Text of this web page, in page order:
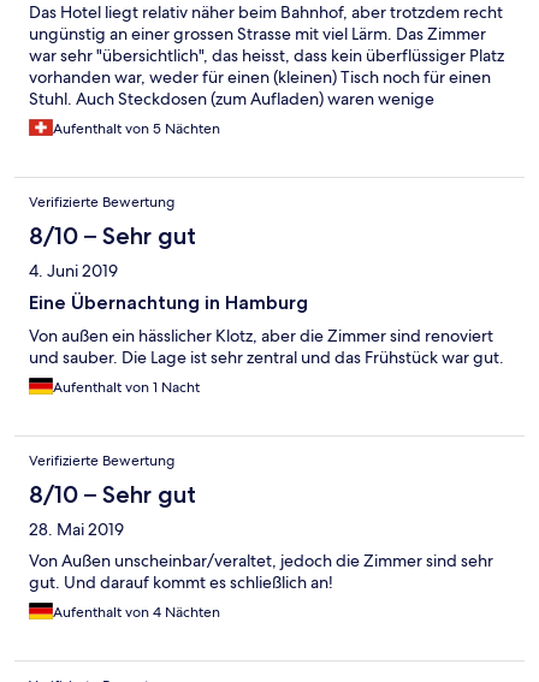
Das Hotel liegt relativ näher beim Bahnhof, aber trotzdem recht
ungünstig an einer grossen Strasse mit viel Lärm. Das Zimmer
war sehr "übersichtlich", das heisst, dass kein überflüssiger Platz
vorhanden war, weder für einen (kleinen) Tisch noch für einen
Stuhl. Auch Steckdosen (zum Aufladen) waren wenige
vorhanden, eine funktionierte nicht, eine andere war direkt bei
der Türe, also heikel. Das Personal war soweit freundlich, am
war sauber und verhältnismässig gross. Das Frühstück war sehr
reichhaltig, muss aber dazu gebucht werden. Leider hatte es in
der näheren Umgebung keinen Laden, um z.B. Lunch
einzukaufen.
Aufenthalt von 5 Nächten
Verifizierte Bewertung
8/10 – Sehr gut
4. Juni 2019
Eine Übernachtung in Hamburg
Von außen ein hässlicher Klotz, aber die Zimmer sind renoviert
und sauber. Die Lage ist sehr zentral und das Frühstück war gut.
Aufenthalt von 1 Nacht
Verifizierte Bewertung
8/10 – Sehr gut
28. Mai 2019
Von Außen unscheinbar/veraltet, jedoch die Zimmer sind sehr
gut. Und darauf kommt es schließlich an!
Aufenthalt von 4 Nächten